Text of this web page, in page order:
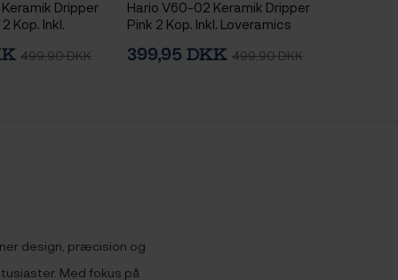
Dripper
Kop. Inkl.
500 ml
499,90 DKK
Hario V60-02 Keramik Dripper
Pink 2 Kop. Inkl. Loveramics
399,95 DKK 499,90 DKK
design, præcision og
Med fokus på